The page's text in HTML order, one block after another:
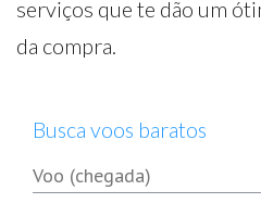
serviços que te dão um
da compra.
Busca voos baratos